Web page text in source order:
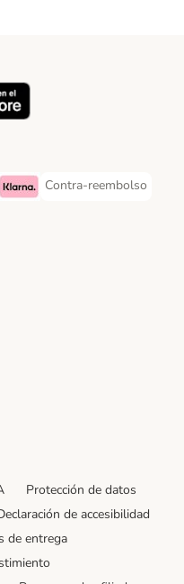
Method
Method
Klarna Payment Method
Contra-reembolso
Contra-reembolso
Method
Method
Protección de datos
de accesibilidad
de entrega